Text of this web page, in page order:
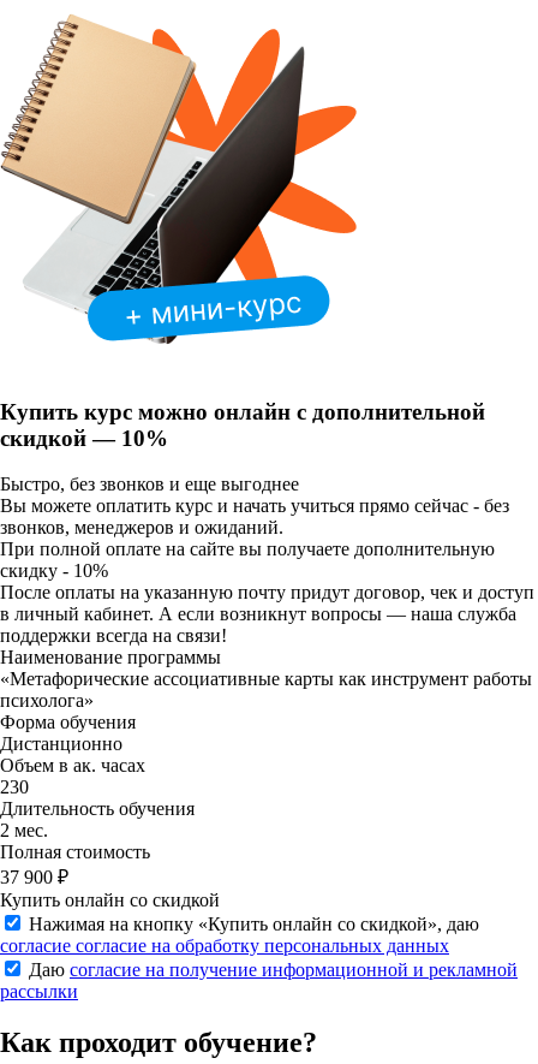
Купить курс можно онлайн с дополнительной
скидкой — 10%
Быстро, без звонков и еще выгоднее
Вы можете оплатить курс и начать учиться прямо сейчас - без
звонков, менеджеров и ожиданий.
При полной оплате на сайте вы получаете дополнительную
скидку - 10%
После оплаты на указанную почту придут договор, чек и доступ
в личный кабинет. А если возникнут вопросы — наша служба
поддержки всегда на связи!
Наименование программы
«Метафорические ассоциативные карты как инструмент работы
психолога»
Форма обучения
Дистанционно
Объем в ак. часах
230
Длительность обучения
2 мес.
Полная стоимость
37 900 ₽
Купить онлайн со скидкой
Нажимая на кнопку «Купить онлайн со скидкой», даю
согласие согласие на обработку персональных данных
Даю согласие на получение информационной и рекламной
рассылки
Как проходит обучение?